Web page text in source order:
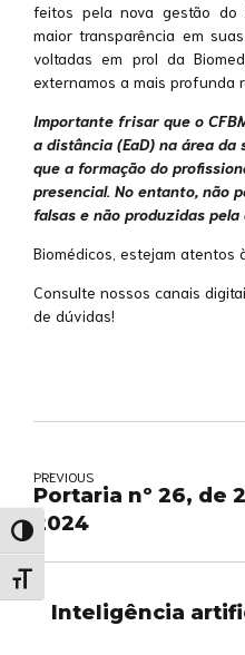
Alternar alto contraste
Alternar tamanho da fonte
feitos pela nova gestão do
maior transparência em
voltadas em prol da
externamos a mais profunda
Importante frisar que o
a distância (EaD) na área
que a formação do
presencial. No entanto, não
falsas e não produzidas pela
Biomédicos, estejam atentos
Consulte nossos canais
de dúvidas!
PREVIOUS
Portaria nº 26, de
2024
Inteligência